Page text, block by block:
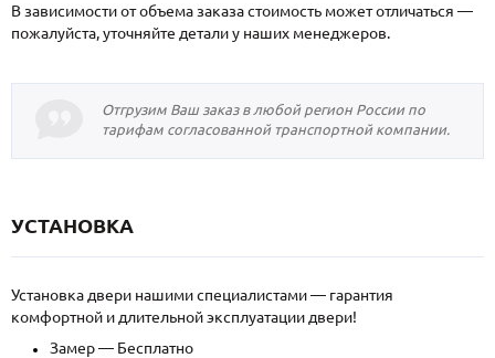
В зависимости от объема заказа стоимость может отличаться —
пожалуйста, уточняйте детали у наших менеджеров.
Отгрузим Ваш заказ в любой регион России по
тарифам согласованной транспортной компании.
УСТАНОВКА
Установка двери нашими специалистами — гарантия
комфортной и длительной эксплуатации двери!
Замер — Бесплатно